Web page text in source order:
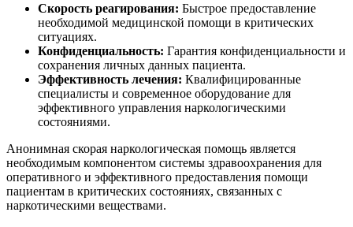
Скорость реагирования: Быстрое предоставление
необходимой медицинской помощи в критических
ситуациях.
Конфиденциальность: Гарантия конфиденциальности и
сохранения личных данных пациента.
Эффективность лечения: Квалифицированные
специалисты и современное оборудование для
эффективного управления наркологическими
состояниями.
Анонимная скорая наркологическая помощь является
необходимым компонентом системы здравоохранения для
оперативного и эффективного предоставления помощи
пациентам в критических состояниях, связанных с
наркотическими веществами.